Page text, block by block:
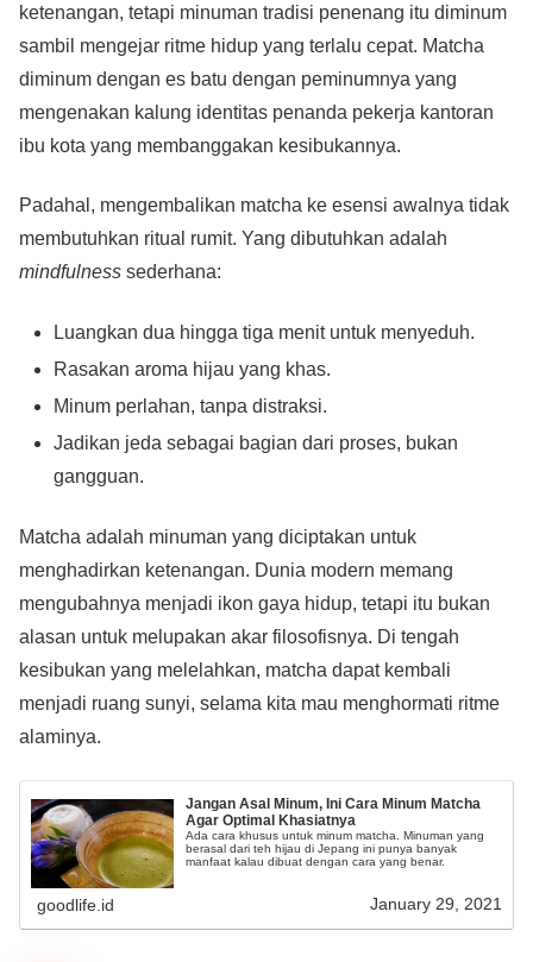
ketenangan, tetapi minuman tradisi penenang itu diminum
sambil mengejar ritme hidup yang terlalu cepat. Matcha
diminum dengan es batu dengan peminumnya yang
mengenakan kalung identitas penanda pekerja kantoran
ibu kota yang membanggakan kesibukannya.
Padahal, mengembalikan matcha ke esensi awalnya tidak
membutuhkan ritual rumit. Yang dibutuhkan adalah
mindfulness sederhana:
Luangkan dua hingga tiga menit untuk menyeduh.
Rasakan aroma hijau yang khas.
Minum perlahan, tanpa distraksi.
Jadikan jeda sebagai bagian dari proses, bukan
gangguan.
Matcha adalah minuman yang diciptakan untuk
menghadirkan ketenangan. Dunia modern memang
mengubahnya menjadi ikon gaya hidup, tetapi itu bukan
alasan untuk melupakan akar filosofisnya. Di tengah
kesibukan yang melelahkan, matcha dapat kembali
menjadi ruang sunyi, selama kita mau menghormati ritme
alaminya.
Jangan Asal Minum, Ini Cara Minum Matcha
Agar Optimal Khasiatnya
Ada cara khusus untuk minum matcha. Minuman yang
berasal dari teh hijau di Jepang ini punya banyak
manfaat kalau dibuat dengan cara yang benar.
goodlife.id January 29, 2021